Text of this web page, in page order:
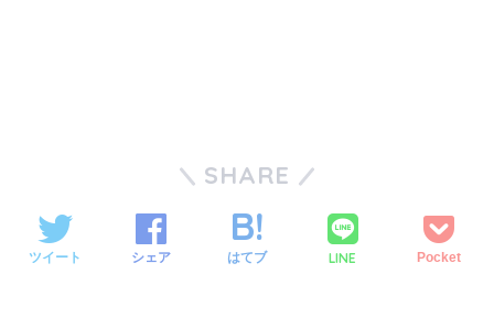
SHARE
ツイート シェア はてブ LINE Pocket